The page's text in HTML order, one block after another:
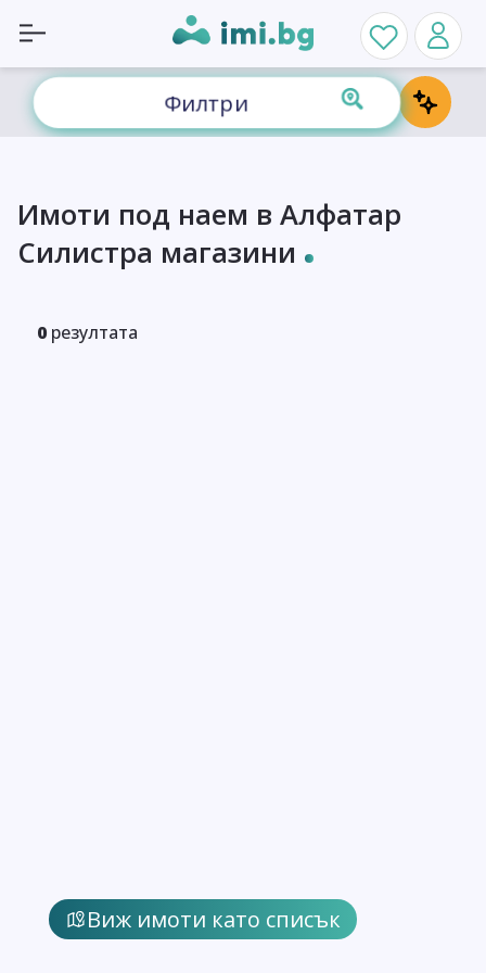
Филтри
Виж имоти като списък
Имоти под наем в Алфатар
Силистра магазини
0 резултата